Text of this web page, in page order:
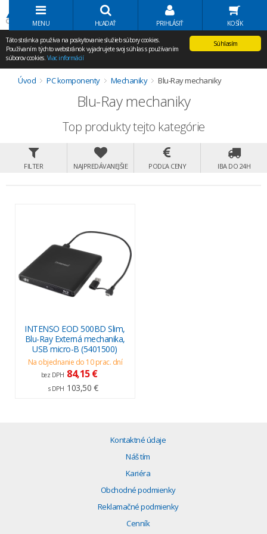
Volať Agem
MENU HĽADAŤ PRIHLÁSIŤ KOŠÍK
Súhlasím
Táto stránka používa na poskytovanie služieb súbory cookies.
Používaním týchto webstránok vyjadrujete svoj súhlas s používaním
súborov cookies. Viac informácií
Úvod PC komponenty Mechaniky Blu-Ray mechaniky
Blu-Ray mechaniky
Top produkty tejto kategórie
FILTER NAJPREDÁVANEJŠIE PODĽA CENY IBA DO 24H
INTENSO EOD 500BD Slim,
Blu-Ray Externá mechanika,
USB micro-B (5401500)
Na objednanie do 10 prac. dní
bez DPH 84,15 €
s DPH 103,50 €
Kontaktné údaje
Náš tím
Kariéra
Obchodné podmienky
Reklamačné podmienky
Cenník